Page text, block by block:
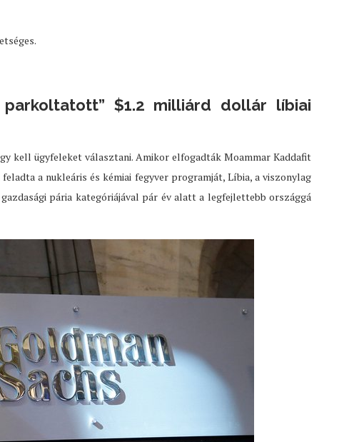
parkoltatott” $1.2 milliárd dollár líbiai
kell ügyfeleket választani. Amikor elfogadták Moammar Kaddafit
a nukleáris és kémiai fegyver programját, Líbia, a viszonylag
pária kategóriájával pár év alatt a legfejlettebb országgá